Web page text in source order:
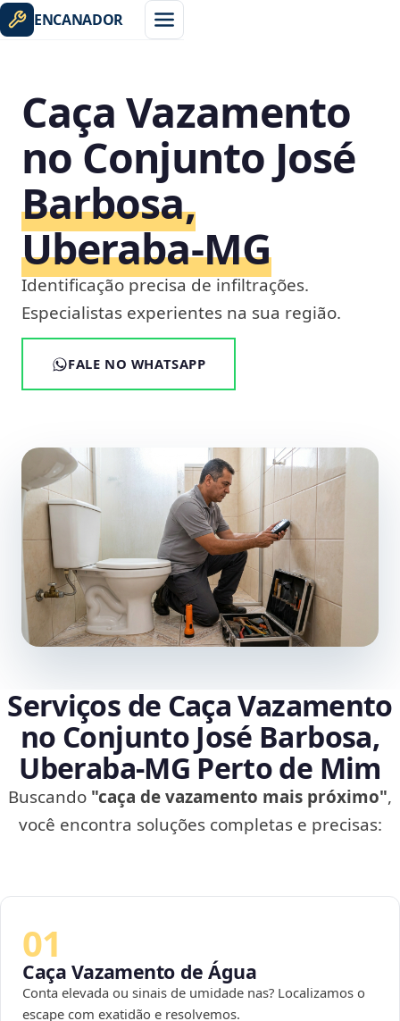
ENCANADOR
Caça Vazamento
no Conjunto José
Barbosa,
Uberaba‑MG
Identificação precisa de infiltrações.
Especialistas experientes na sua região.
FALE NO WHATSAPP
Serviços de Caça Vazamento
no Conjunto José Barbosa,
Uberaba‑MG Perto de Mim
Buscando "caça de vazamento mais próximo",
você encontra soluções completas e precisas:
01
Caça Vazamento de Água
Conta elevada ou sinais de umidade nas? Localizamos o
escape com exatidão e resolvemos.